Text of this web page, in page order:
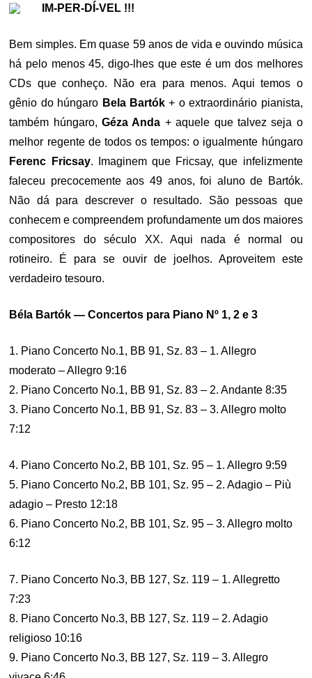
IM-PER-DÍ-VEL !!!
Bem simples. Em quase 59 anos de vida e ouvindo música
há pelo menos 45, digo-lhes que este é um dos melhores
CDs que conheço. Não era para menos. Aqui temos o
gênio do húngaro Bela Bartók + o extraordinário pianista,
também húngaro,Géza Anda + aquele que talvez seja o
melhor regente de todos os tempos: o igualmente húngaro
Ferenc Fricsay. Imaginem que Fricsay, que infelizmente
faleceu precocemente aos 49 anos, foi aluno de Bartók.
Não dá para descrever o resultado. São pessoas que
conhecem e compreendem profundamente um dos maiores
compositores do século XX. Aqui nada é normal ou
rotineiro. É para se ouvir de joelhos. Aproveitem este
verdadeiro tesouro.
Béla Bartók — Concertos para Piano Nº 1, 2 e 3
1. Piano Concerto No.1, BB 91, Sz. 83 – 1. Allegro
moderato – Allegro 9:16
2. Piano Concerto No.1, BB 91, Sz. 83 – 2. Andante 8:35
3. Piano Concerto No.1, BB 91, Sz. 83 – 3. Allegro molto
7:12
4. Piano Concerto No.2, BB 101, Sz. 95 – 1. Allegro 9:59
5. Piano Concerto No.2, BB 101, Sz. 95 – 2. Adagio – Più
adagio – Presto 12:18
6. Piano Concerto No.2, BB 101, Sz. 95 – 3. Allegro molto
6:12
7. Piano Concerto No.3, BB 127, Sz. 119 – 1. Allegretto
7:23
8. Piano Concerto No.3, BB 127, Sz. 119 – 2. Adagio
religioso 10:16
9. Piano Concerto No.3, BB 127, Sz. 119 – 3. Allegro